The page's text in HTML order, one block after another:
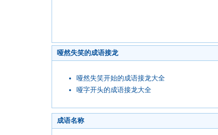
哑然失笑的成语接龙
哑然失笑开始的成语接龙大全
哑字开头的成语接龙大全
成语名称